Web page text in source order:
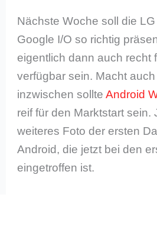
Nächste Woche soll die
Google I/O so richtig
eigentlich dann auch recht
verfügbar sein. Macht
inzwischen sollteAndroid
reif für den Marktstart sein.
weiteres Foto der ersten
Android, die jetzt bei den
eingetroffen ist.